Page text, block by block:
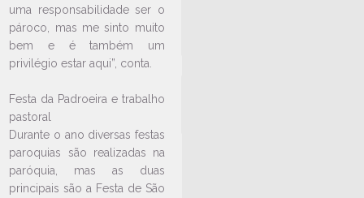
uma responsabilidade ser o
pároco, mas me sinto muito
bem e é também um
privilégio estar aqui”, conta.
Festa da Padroeira e trabalho
pastoral
Durante o ano diversas festas
paroquias são realizadas na
paróquia, mas as duas
principais são a Festa de São